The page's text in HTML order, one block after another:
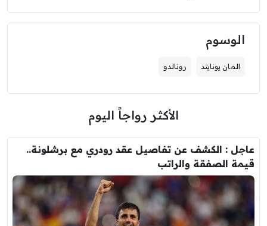
الوسوم
المان يونايتد رونالدو
الأكثر رواجاً اليوم
عاجل : الكشف عن تفاصيل عقد رودري مع برشلونة..
قيمة الصفقة والراتب